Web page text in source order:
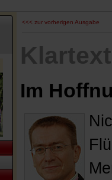
<<< zur vorherigen Ausgabe
Klartext
Im